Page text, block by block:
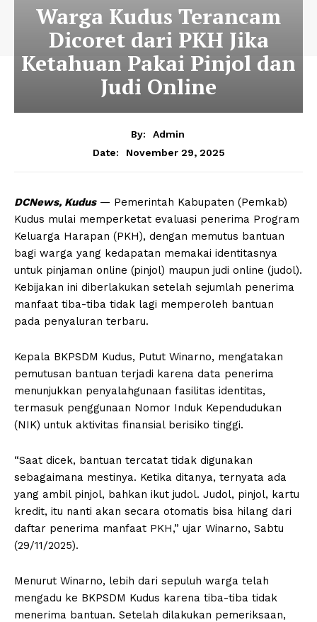
Warga Kudus Terancam
Dicoret dari PKH Jika
Ketahuan Pakai Pinjol dan
Judi Online
By:
Admin
Date:
November 29, 2025
DCNews, Kudus— Pemerintah Kabupaten (Pemkab)
Kudus mulai memperketat evaluasi penerima Program
Keluarga Harapan (PKH), dengan memutus bantuan
bagi warga yang kedapatan memakai identitasnya
untuk pinjaman online (pinjol) maupun judi online (judol).
Kebijakan ini diberlakukan setelah sejumlah penerima
manfaat tiba-tiba tidak lagi memperoleh bantuan
pada penyaluran terbaru.
Kepala BKPSDM Kudus, Putut Winarno, mengatakan
pemutusan bantuan terjadi karena data penerima
menunjukkan penyalahgunaan fasilitas identitas,
termasuk penggunaan Nomor Induk Kependudukan
(NIK) untuk aktivitas finansial berisiko tinggi.
“Saat dicek, bantuan tercatat tidak digunakan
sebagaimana mestinya. Ketika ditanya, ternyata ada
yang ambil pinjol, bahkan ikut judol. Judol, pinjol, kartu
kredit, itu nanti akan secara otomatis bisa hilang dari
daftar penerima manfaat PKH,” ujar Winarno, Sabtu
(29/11/2025).
Menurut Winarno, lebih dari sepuluh warga telah
mengadu ke BKPSDM Kudus karena tiba-tiba tidak
menerima bantuan. Setelah dilakukan pemeriksaan,